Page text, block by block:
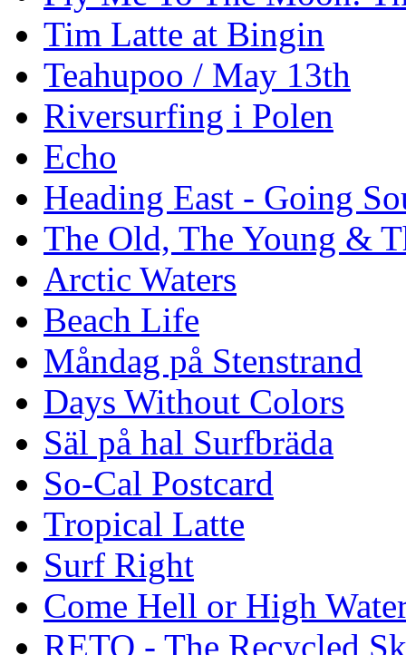
Tim Latte at Bingin
Teahupoo / May 13th
Riversurfing i Polen
Echo
Heading East - Going
The Old, The Young &
Arctic Waters
Beach Life
Måndag på Stenstrand
Days Without Colors
Säl på hal Surfbräda
So-Cal Postcard
Tropical Latte
Surf Right
Come Hell or High
RETO - The Recycled